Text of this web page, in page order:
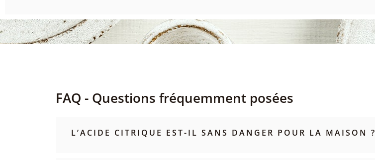
FAQ - Questions fréquemment posées
L’ACIDE CITRIQUE EST-IL SANS DANGER POUR LA MAISON ?